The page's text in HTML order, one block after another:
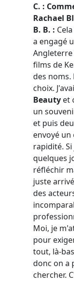
C. :
Rachael
B. B. :
a engagé
films de
des noms.
choix.
Beauty et
un
et puis
envoyé un
rapidité.
quelques
réfléchir
juste
des
Moi, je
pour
tout, là-
donc on a
chercher.